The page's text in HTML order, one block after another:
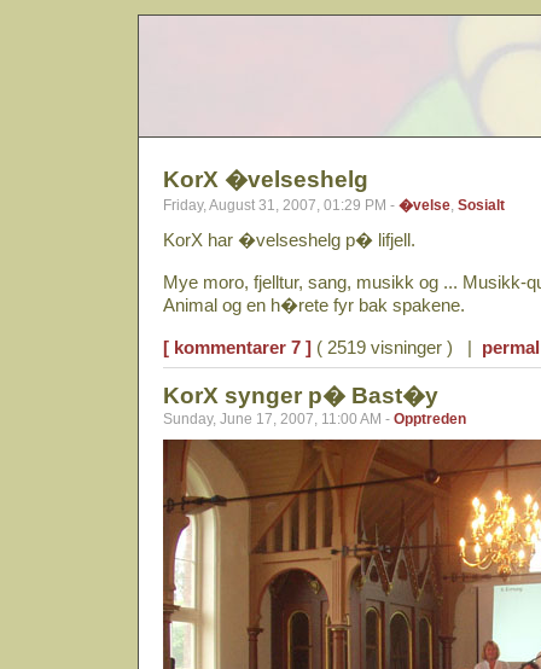
KorX �velseshelg
Friday, August 31, 2007, 01:29 PM - �velse, Sosialt
KorX har �velseshelg p� lifjell.
Mye moro, fjelltur, sang, musikk og ... Musikk-
Animal og en h�rete fyr bak spakene.
[ kommentarer 7 ] ( 2519 visninger ) |
KorX synger p� Bast�y
Sunday, June 17, 2007, 11:00 AM - Opptreden